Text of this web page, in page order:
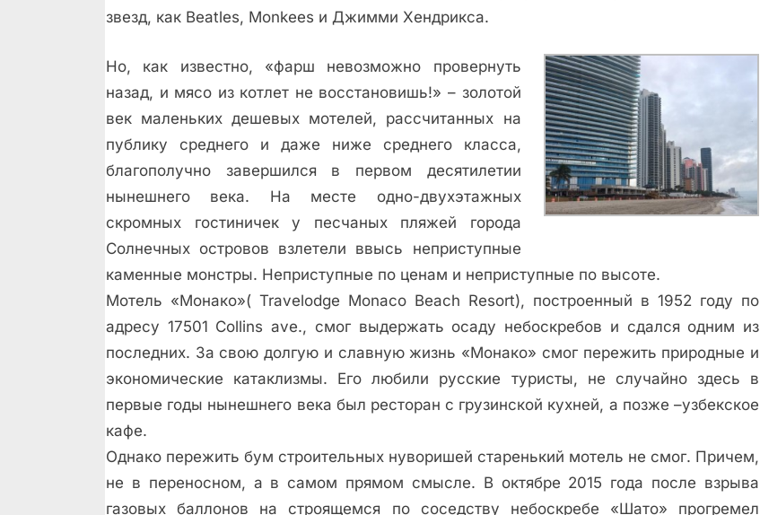
звезд, как Beatles, Monkees и Джимми Хендрикса.
Но, как известно, «фарш невозможно провернуть
назад, и мясо из котлет не восстановишь!» – золотой
век маленьких дешевых мотелей, рассчитанных на
публику среднего и даже ниже среднего класса,
благополучно завершился в первом десятилетии
нынешнего века. На месте одно-двухэтажных
скромных гостиничек у песчаных пляжей города
Солнечных островов взлетели ввысь неприступные
каменные монстры. Неприступные по ценам и неприступные по высоте.
Мотель «Монако»( Travelodge Monaco Beach Resort), построенный в 1952 году по
адресу 17501 Collins ave., смог выдержать осаду небоскребов и сдался одним из
последних. За свою долгую и славную жизнь «Монако» смог пережить природные и
экономические катаклизмы. Его любили русские туристы, не случайно здесь в
первые годы нынешнего века был ресторан с грузинской кухней, а позже –узбекское
кафе.
Однако пережить бум строительных нуворишей старенький мотель не смог. Причем,
не в переносном, а в самом прямом смысле. В октябре 2015 года после взрыва
газовых баллонов на строящемся по соседству небоскребе «Шато» прогремел